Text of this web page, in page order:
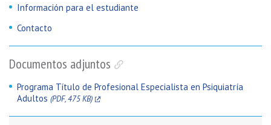
Información para el estudiante
Contacto
Documentos adjuntos
Programa Título de Profesional Especialista en Psiquiatría
Adultos (PDF, 475 KB)